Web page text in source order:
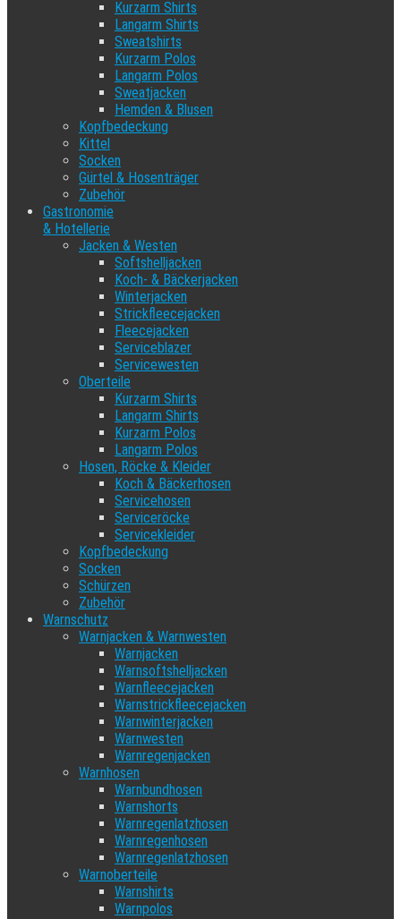
Kurzarm Shirts
Langarm Shirts
Sweatshirts
Kurzarm Polos
Langarm Polos
Sweatjacken
Hemden & Blusen
Kopfbedeckung
Kittel
Socken
Gürtel & Hosenträger
Zubehör
Gastronomie
& Hotellerie
Jacken & Westen
Softshelljacken
Koch- & Bäckerjacken
Winterjacken
Strickfleecejacken
Fleecejacken
Serviceblazer
Servicewesten
Oberteile
Kurzarm Shirts
Langarm Shirts
Kurzarm Polos
Langarm Polos
Hosen, Röcke & Kleider
Koch & Bäckerhosen
Servicehosen
Serviceröcke
Servicekleider
Kopfbedeckung
Socken
Schürzen
Zubehör
Warnschutz
Warnjacken & Warnwesten
Warnjacken
Warnsoftshelljacken
Warnfleecejacken
Warnstrickfleecejacken
Warnwinterjacken
Warnwesten
Warnregenjacken
Warnhosen
Warnbundhosen
Warnshorts
Warnregenlatzhosen
Warnregenhosen
Warnregenlatzhosen
Warnoberteile
Warnshirts
Warnpolos